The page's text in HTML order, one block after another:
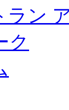
ラン
ク